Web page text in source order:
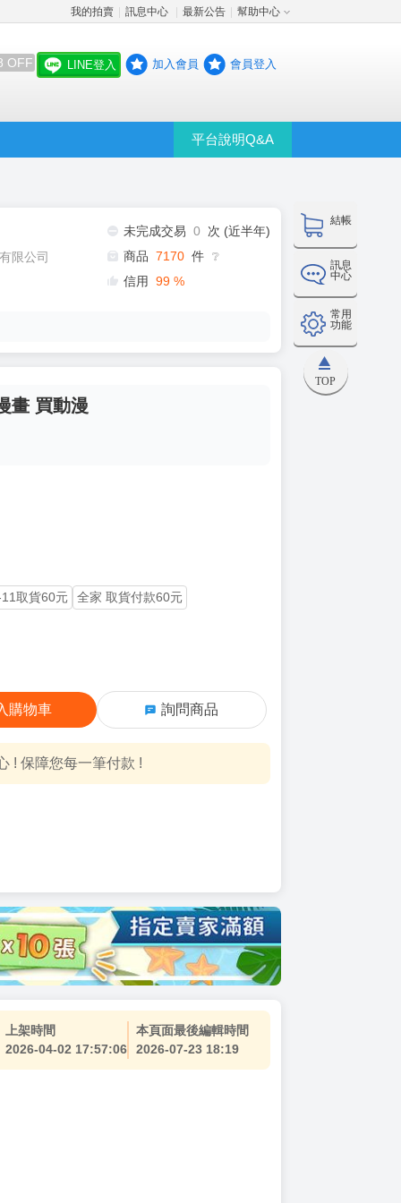
我的拍賣 訊息中心 最新公告 幫助中心
OFF LINE登入 加入會員 會員登入
平台說明Q&A
結帳
訊息
中心
常用
功能
TOP
限公司
未完成交易 0
次 (近半年)
商品 7170 件 ❔
信用 99 %
畫 買動漫
取貨60元
全家 取貨付款60元
購物車 詢問商品
! 保障您每一筆付款 !